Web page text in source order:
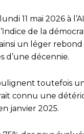
11 mai 2026 à
de la
un léger
d’une décennie.
toutefois
connu une
janvier 2025.